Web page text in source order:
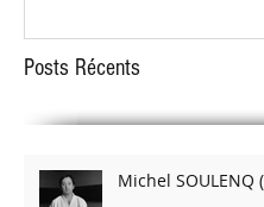
Posts Récents
Michel SOULENQ